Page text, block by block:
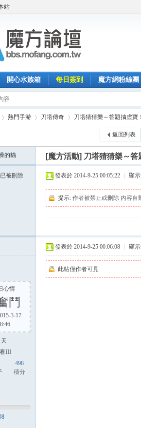
站
開心水族箱 每日簽到 魔方網粉絲團
熱門手游 刀塔傳奇
›
刀塔猜猜樂～答題抽虛寶
返回列表
的貓 [魔方活動] 刀塔猜猜樂～答
被刪除 發表於 2014-9-25 00:05:22 顯
提示: 作者被禁止或刪除 內容自
心情
鬥
3-17
III
498
積分
發表於 2014-9-25 00:06:08 顯
此帖僅作者可見